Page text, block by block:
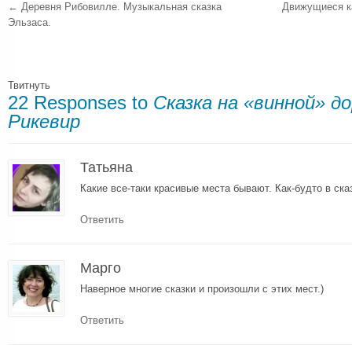
← Деревня Рибовилле. Музыкальная сказка
Эльзаса.
Движущиеся
Твитнуть
22 Responses to Сказка на «винной»
Рикевир
Татьяна
Какие все-таки красивые места бывают. Как-будто в
Ответить
Марго
Наверное многие сказки и произошли с этих мест.)
Ответить